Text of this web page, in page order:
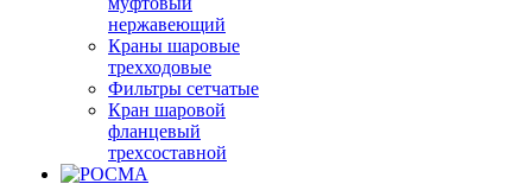
нержавеющий
Краны шаровые
трехходовые
Фильтры сетчатые
Кран шаровой
фланцевый
трехсоставной